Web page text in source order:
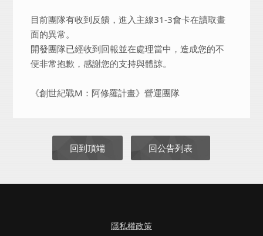
目前團隊有收到反饋，進入主線31-3會卡在讀取畫
面的異常。
開發團隊已經收到回報並在處理當中，造成您的不
便非常抱歉，感謝您的支持與體諒。
《創世紀戰M：阿修羅計畫》營運團隊
回到頂端 回公告列表
隱私權政策